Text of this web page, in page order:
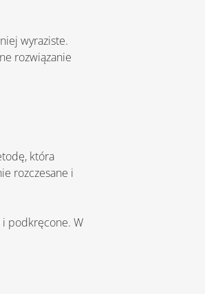
rozwiązanie
rozczesane i